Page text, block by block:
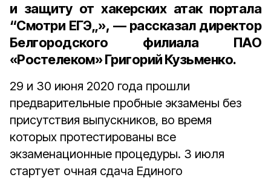
и защиту от хакерских атак портала
“Смотри ЕГЭ„», — рассказал директор
Белгородского филиала ПАО
«Ростелеком» Григорий Кузьменко.
29 и 30 июня 2020 года прошли
предварительные пробные экзамены без
присутствия выпускников, во время
которых протестированы все
экзаменационные процедуры. 3 июля
стартует очная сдача Единого